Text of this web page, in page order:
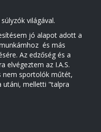
világával.
jó alapot adott a
és más
Az edzőség és a
elvégeztem az I.A.S.
nem sportolók műtét,
utáni, melletti "talpra